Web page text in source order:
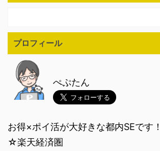
プロフィール
ぺぷたん
お得×ポイ活が大好きな都内SEです！
☆楽天経済圏